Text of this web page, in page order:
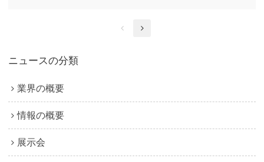
ニュースの分類
業界の概要
情報の概要
展示会